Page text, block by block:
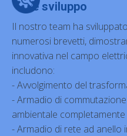
e sviluppo
Il nostro team ha
numerosi brevetti,
innovativa nel campo
includono:
- Avvolgimento del
- Armadio di
ambientale completamente
- Armadio di rete ad